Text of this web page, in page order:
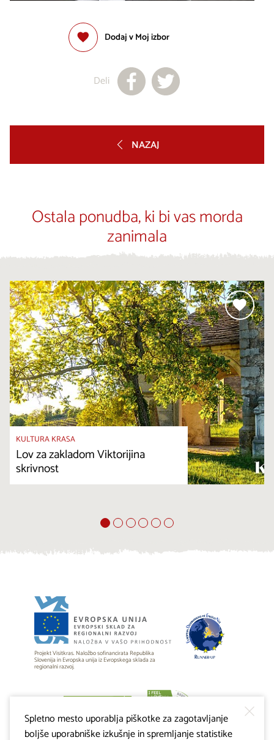
Dodaj v Moj izbor
Deli
NAZAJ
Ostala ponudba, ki bi vas morda
zanimala
KULTURA KRASA
Lov za zakladom Viktorijina
skrivnost
Projekt Visitkras. Naložbo sofinancirata Republika
Slovenija in Evropska unija iz Evropskega sklada za
regionalni razvoj.
Spletno mesto uporablja piškotke za zagotavljanje
boljše uporabniške izkušnje in spremljanje statistike